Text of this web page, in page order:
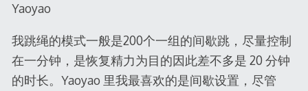
Yaoyao
我跳绳的模式一般是200个一组的间歇跳，尽量控制
在一分钟，是恢复精力为目的因此差不多是 20 分钟
的时长。Yaoyao 里我最喜欢的是间歇设置，尽管